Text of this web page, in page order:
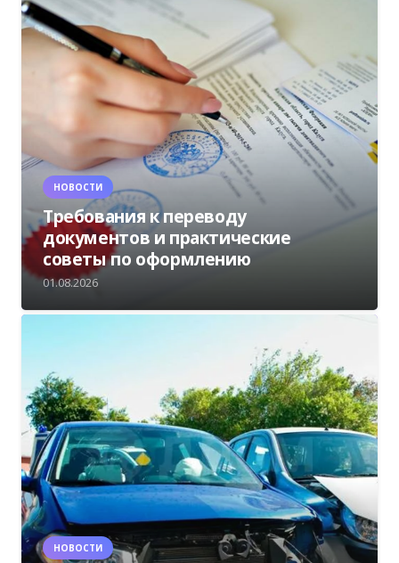
НОВОСТИ
Требования к переводу
документов и практические
советы по оформлению
01.08.2026
НОВОСТИ